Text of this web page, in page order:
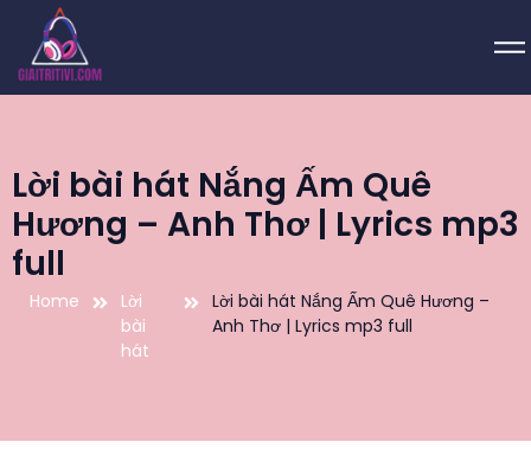
Lời bài hát Nắng Ấm Quê
Hương – Anh Thơ | Lyrics mp3
full
Home
Lời
bài
hát
Lời bài hát Nắng Ấm Quê Hương –
Anh Thơ | Lyrics mp3 full